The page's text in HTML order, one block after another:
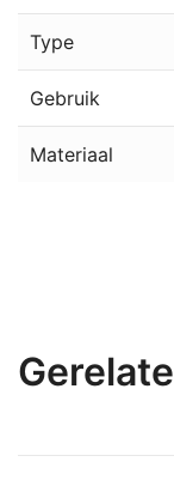
Type
Gebruik
Materiaal